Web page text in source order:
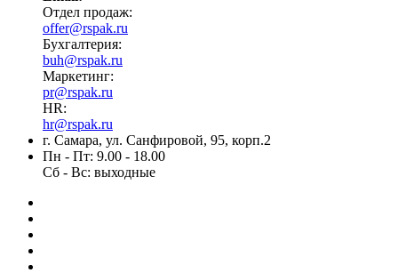
Отдел продаж:
offer@rspak.ru
Бухгалтерия:
buh@rspak.ru
Маркетинг:
pr@rspak.ru
HR:
hr@rspak.ru
г. Самара, ул. Санфировой, 95, корп.2
Пн - Пт: 9.00 - 18.00
Сб - Вс: выходные